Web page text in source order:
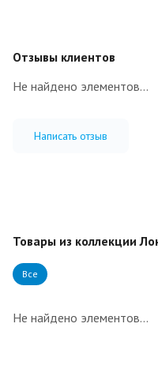
Отзывы клиентов
Не найдено элементов...
Написать отзыв
Товары из коллекции
Все
Не найдено элементов...